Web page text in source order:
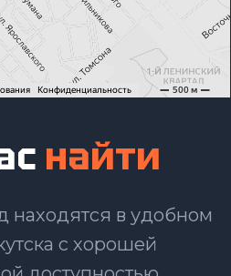
найти
находятся в удобном
с хорошей